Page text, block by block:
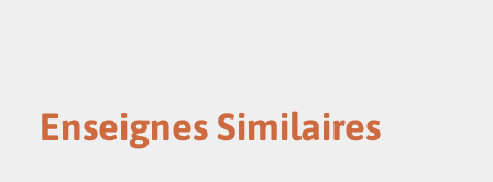
Enseignes Similaires